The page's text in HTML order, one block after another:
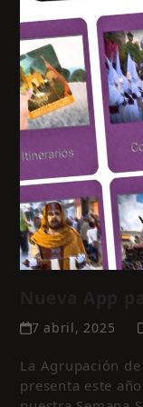
7 abril, 2025
La Agrupación
presenta este